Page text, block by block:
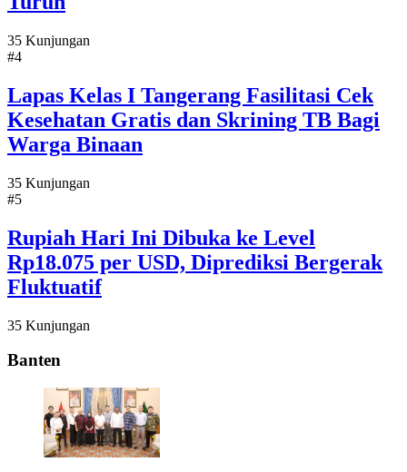
35 Kunjungan
#4
Lapas Kelas I Tangerang Fasilitasi Cek
Kesehatan Gratis dan Skrining TB Bagi
Warga Binaan
35 Kunjungan
#5
Rupiah Hari Ini Dibuka ke Level
Rp18.075 per USD, Diprediksi Bergerak
Fluktuatif
35 Kunjungan
Banten